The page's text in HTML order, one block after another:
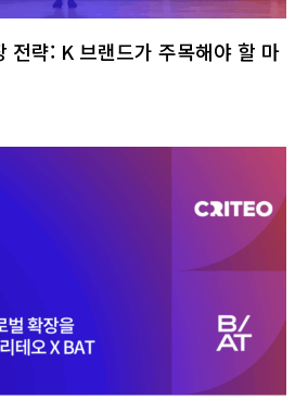
전략: K 브랜드가 주목해야 할 마